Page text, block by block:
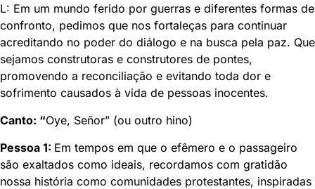
L: Em um mundo ferido por guerras e diferentes formas de
confronto, pedimos que nos fortaleças para continuar
acreditando no poder do diálogo e na busca pela paz. Que
sejamos construtoras e construtores de pontes,
promovendo a reconciliação e evitando toda dor e
sofrimento causados à vida de pessoas inocentes.
Canto: “Oye, Señor” (ou outro hino)
Pessoa 1: Em tempos em que o efêmero e o passageiro
são exaltados como ideais, recordamos com gratidão
nossa história como comunidades protestantes, inspiradas